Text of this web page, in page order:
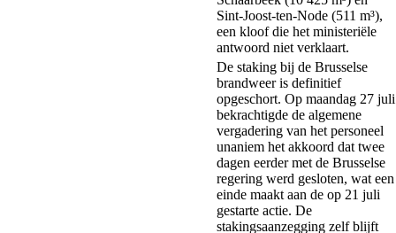
Sint-Joost-ten-Node (511 m³),
een kloof die het ministeriële
antwoord niet verklaart.
De staking bij de Brusselse
brandweer is definitief
opgeschort. Op maandag 27 juli
bekrachtigde de algemene
vergadering van het personeel
unaniem het akkoord dat twee
dagen eerder met de Brusselse
regering werd gesloten, wat een
einde maakt aan de op 21 juli
gestarte actie. De
stakingsaanzegging zelf blijft